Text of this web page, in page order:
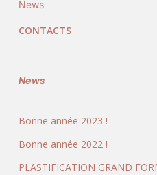
News
CONTACTS
News
Bonne année 2023 !
Bonne année 2022 !
PLASTIFICATION GRAND